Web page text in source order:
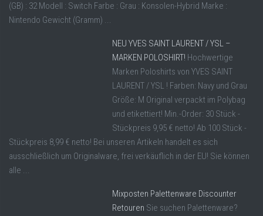
(GB) : 32 Modell : Switch Farbe : Grau : Konsolen-Hybrid Marke :
Nintendo Gewicht (Gramm) ...
NEU YVES SAINT LAURENT / YSL –
MARKEN POLOSHIRT! Hochwertige
Marken Poloshirts von YVES SAINT
LAURENT / YSL ! Farben: Navy und Grau
Größe: M Original verpackt im Polybag
und etikettiert! Min.-Order: 30 Stück -
Stückpreis 9,95 € netto! Ab 100 Stück -
Stückpreis 8,99 € netto! Bei unseren Artikeln handelt es sich
ausschließlich um Originalware, frei verkäuflich in der EU! Sie können
alle ...
Mixposten Palettenware Discounter
Retouren Sie suchen Palettenware?